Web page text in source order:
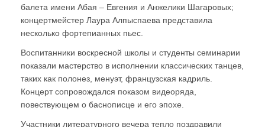
балета имени Абая – Евгения и Анжелики Шагаровых;
концертмейстер Лаура Алпыспаева представила
несколько фортепианных пьес.
Воспитанники воскресной школы и студенты семинарии
показали мастерство в исполнении классических танцев,
таких как полонез, менуэт, французская кадриль.
Концерт сопровождался показом видеоряда,
повествующем о баснописце и его эпохе.
Участники литературного вечера тепло поздравили